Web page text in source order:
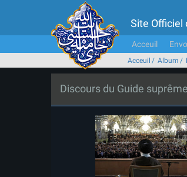
Site Officiel
Acceuil
Acceuil Album
Discours du Guide